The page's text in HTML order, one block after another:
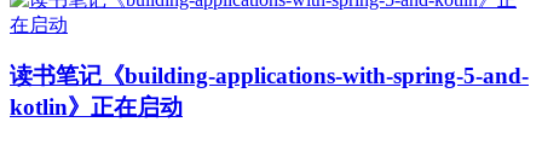
读书笔记《building-applications-with-spring-5-and-
kotlin》正在启动